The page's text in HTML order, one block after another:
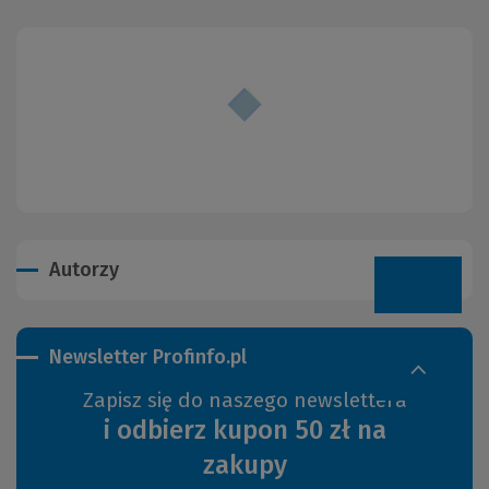
Autorzy
Newsletter Profinfo.pl
Zapisz się do naszego newslettera
i odbierz kupon 50 zł na
zakupy